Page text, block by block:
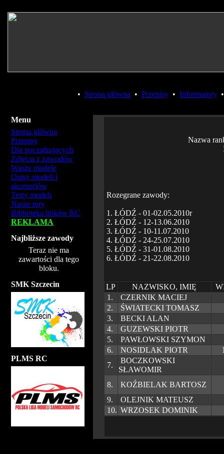
• Strona główna • Przepisy • Informatory
Menu
Strona główna
Przepisy
Dla początkujących
Zdjęcia z zawodów
Wasze modele
Opisy modeli i
akcesoriów
Testy modeli
Nasze tory
Biblioteka linków RC
REKLAMA
Najbliższe zawody
Teraz nie ma
zawartości dla tego
bloku.
SMK Szczecin
PLMS RC
Nazwa
Rozegrane zawody:
1. ŁÓDŹ - 01-02.05.2010r
2. ŁÓDŹ - 12-13.06.2010
3. ŁÓDŹ - 10-11.07.2010
4. ŁÓDŹ - 24-25.07.2010
5. ŁÓDŹ - 31-01.08.2010
6. ŁÓDŹ - 21-22.08.2010
LP NAZWISKO, IMIĘ
1.
CZERNIK MACIEJ
2.
ŚWIATECKI TOMASZ
3.
BECKI ALAN
4.
GUZEWSKI PIOTR
5.
PAWŁOWSKI SZYMON
6.
NOSIDLAK PIOTR
7.
BOCZKOWSKI
SŁAWOMIR
8.
KOŹBIELAK BARTOSZ
9.
OLEJNIK MATEUSZ
10. WRZOSEK DOMINIK